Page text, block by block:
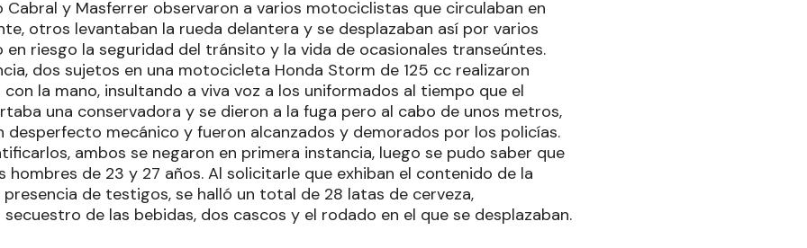
Cabral y Masferrer observaron a varios motociclistas que circulaban en
otros levantaban la rueda delantera y se desplazaban así por varios
en riesgo la seguridad del tránsito y la vida de ocasionales transeúntes.
dos sujetos en una motocicleta Honda Storm de 125 cc realizaron
la mano, insultando a viva voz a los uniformados al tiempo que el
una conservadora y se dieron a la fuga pero al cabo de unos metros,
desperfecto mecánico y fueron alcanzados y demorados por los policías.
ambos se negaron en primera instancia, luego se pudo saber que
hombres de 23 y 27 años. Al solicitarle que exhiban el contenido de la
de testigos, se halló un total de 28 latas de cerveza,
de las bebidas, dos cascos y el rodado en el que se desplazaban.